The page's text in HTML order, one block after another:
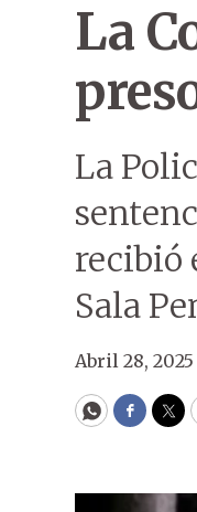
La
La
recibió
Sala
Abril 28,
WhatsApp